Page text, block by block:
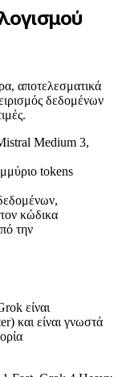
αποτελεσματικά
δεδομένων
Medium 3,
tokens
κώδικα
την
είναι
και είναι γνωστά